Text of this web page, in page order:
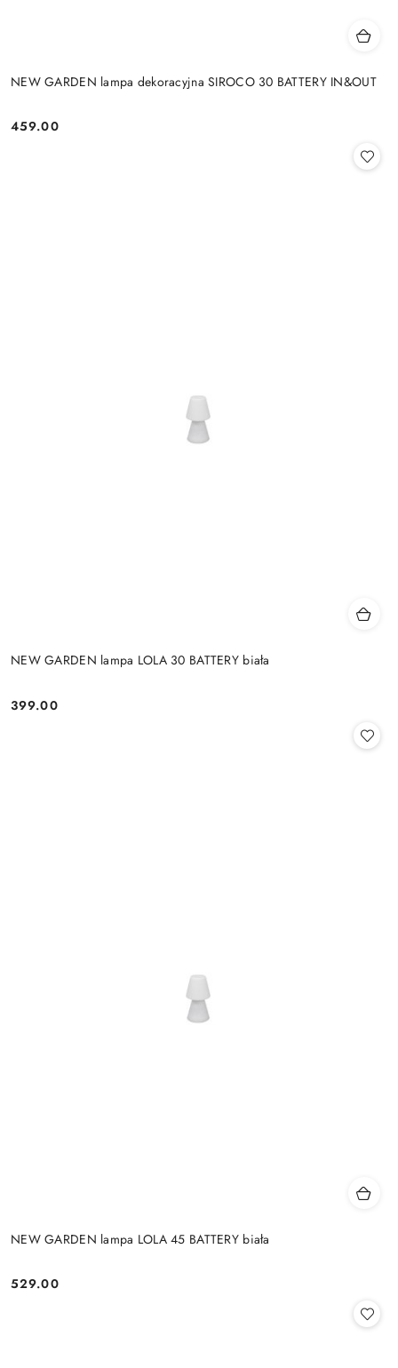
NEW GARDEN lampa dekoracyjna SIROCO 30 BATTERY IN&OUT
Cena:
459.00
NEW GARDEN lampa LOLA 30 BATTERY biała
Cena:
399.00
NEW GARDEN lampa LOLA 45 BATTERY biała
Cena:
529.00